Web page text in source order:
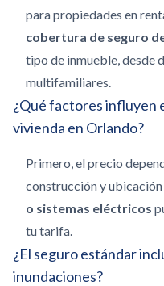
para propiedades en
cobertura de seguro
tipo de inmueble, desde
multifamiliares.
¿Qué factores influyen
vivienda en Orlando?
Primero, el precio
construcción y ubicación
o sistemas eléctricos
tu tarifa.
¿El seguro estándar
inundaciones?